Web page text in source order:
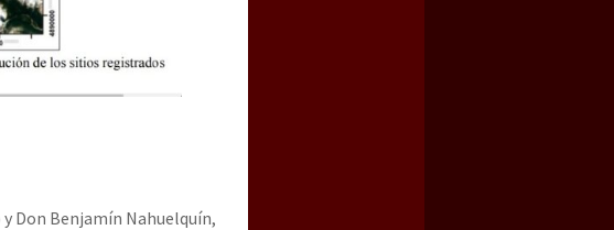
Don Benjamín Nahuelquín,